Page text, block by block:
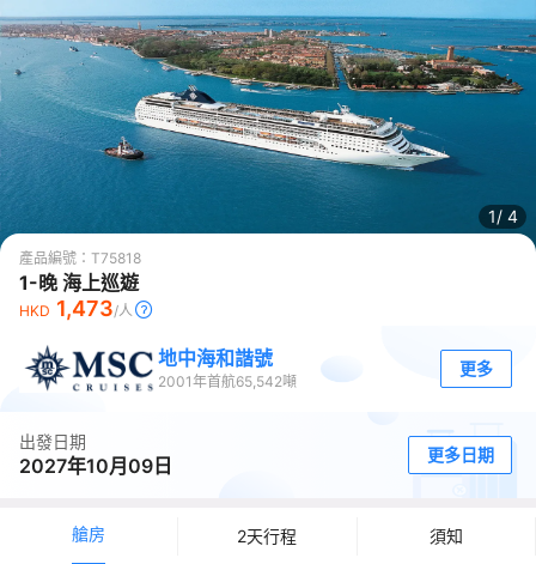
1/ 4
產品編號： T75818
1-晚 海上巡遊
HKD 1,473/人
地中海和諧號
2001年首航65,542噸
更多
出發日期
2027年10月09日 更多日期
艙房 2天行程 須知